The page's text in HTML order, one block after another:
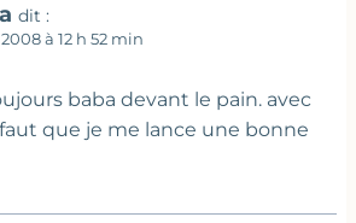
dit :
à 12 h 52 min
baba devant le pain. avec
que je me lance une bonne